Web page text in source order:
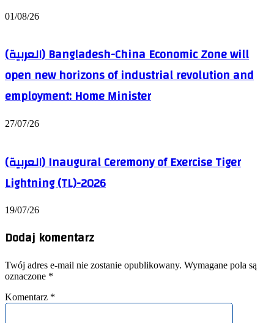
01/08/26
(العربية) Bangladesh-China Economic Zone will
open new horizons of industrial revolution and
employment: Home Minister
27/07/26
(العربية) Inaugural Ceremony of Exercise Tiger
Lightning (TL)-2026
19/07/26
Dodaj komentarz
Twój adres e-mail nie zostanie opublikowany. Wymagane pola są
oznaczone *
Komentarz *